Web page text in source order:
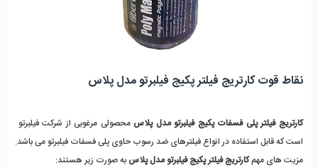
نقاط قوت کارتریج فیلتر پکیج فیلبرتو مدل پلاس
کارتریج فیلتر پلی فسفات پکیج فیلبرتو مدل پلاس
مزیت های مهم کارتریج فیلتر پکیج فیلبرتو مدل پلاس به صورت زیر هستند: